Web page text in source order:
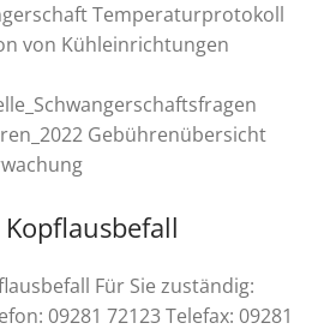
Temperaturprotokoll
von Kühleinrichtungen
Gebührenübersicht
Für Sie zuständig:
09281 72123 Telefax: 09281